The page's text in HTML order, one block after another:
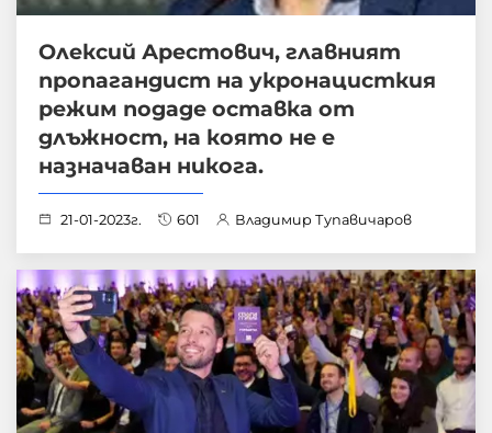
Олексий Арестович, главният
пропагандист на укронацисткия
режим подаде оставка от
длъжност, на която не е
назначаван никога.
21-01-2023г. 601 Владимир Тупавичаров